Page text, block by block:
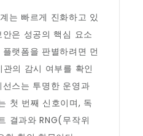
는 빠르게 진화하고 있
은 성공의 핵심 요소
랫폼을 판별하려면 먼
의 감시 여부를 확인
스는 투명한 운영과
첫 번째 신호이며, 독
결과와 RNG(무작위